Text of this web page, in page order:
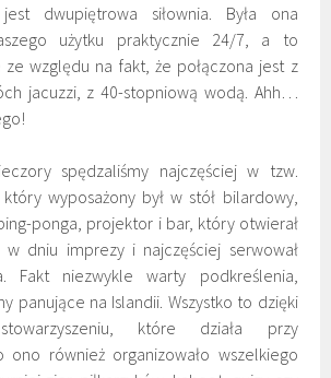
dwupiętrowa siłownia. Była ona
użytku praktycznie 24/7, a to
względu na fakt, że połączona jest z
jacuzzi, z 40-stopniową wodą. Ahh…
spędzaliśmy najczęściej w tzw.
wyposażony był w stół bilardowy,
ponga, projektor i bar, który otwierał
dniu imprezy i najczęściej serwował
Fakt niezwykle warty podkreślenia,
panujące na Islandii. Wszystko to dzięki
które działa przy
ono również organizowało wszelkiego